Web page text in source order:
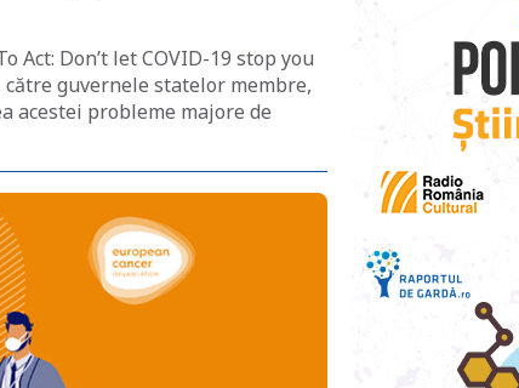
Act: Don’t let COVID-19 stop you
guvernele statelor membre,
acestei probleme majore de